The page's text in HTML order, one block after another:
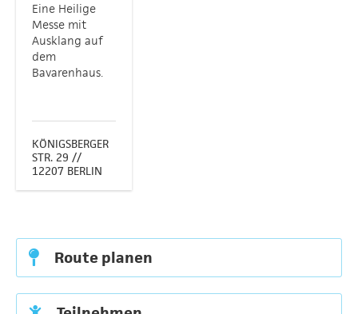
Eine Heilige
Messe mit
Ausklang auf
dem
Bavarenhaus.
KÖNIGSBERGER
STR. 29 //
12207 BERLIN
Route planen